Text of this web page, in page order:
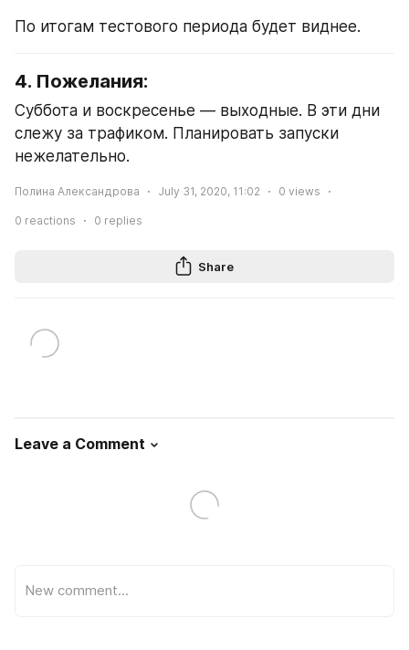
По итогам тестового периода будет виднее.
4. Пожелания:
Суббота и воскресенье — выходные. В эти дни
слежу за трафиком. Планировать запуски
нежелательно.
Полина Александрова July 31, 2020, 11:02 0 views
0 reactions 0 replies
Share
Leave a Comment